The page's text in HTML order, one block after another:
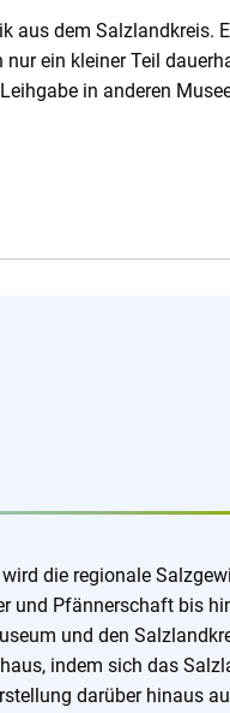
aus dem Salzlandkreis.
ein kleiner Teil
in anderen
die regionale
und Pfännerschaft bis
und den
indem sich das
darüber hinaus